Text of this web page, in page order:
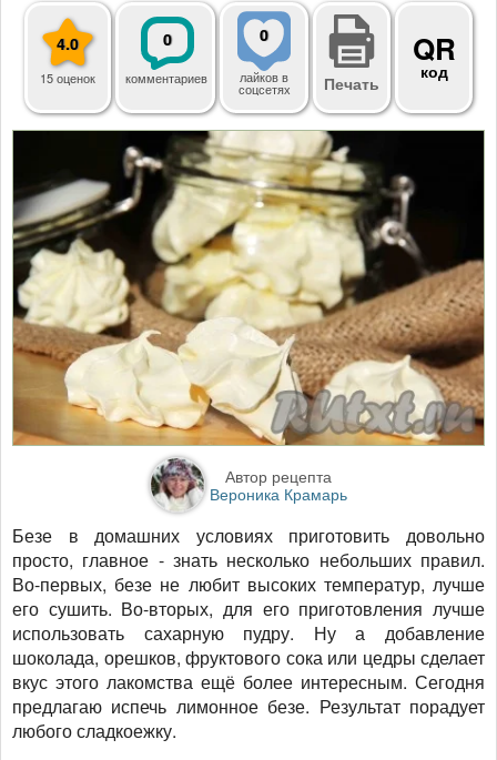
4.0
15 оценок
0
комментариев
0
лайковв
соцсетях Печать
QR
код
Автор рецепта
Вероника Крамарь
Безе в домашних условиях приготовить довольно
просто, главное - знать несколько небольших правил.
Во-первых, безе не любит высоких температур, лучше
его сушить. Во-вторых, для его приготовления лучше
использовать сахарную пудру. Ну а добавление
шоколада, орешков, фруктового сока или цедры сделает
вкус этого лакомства ещё более интересным. Сегодня
предлагаю испечь лимонное безе. Результат порадует
любого сладкоежку.